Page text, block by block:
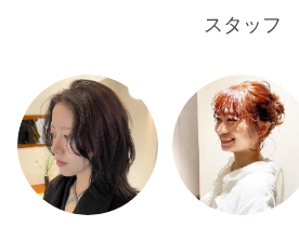
スタッフ